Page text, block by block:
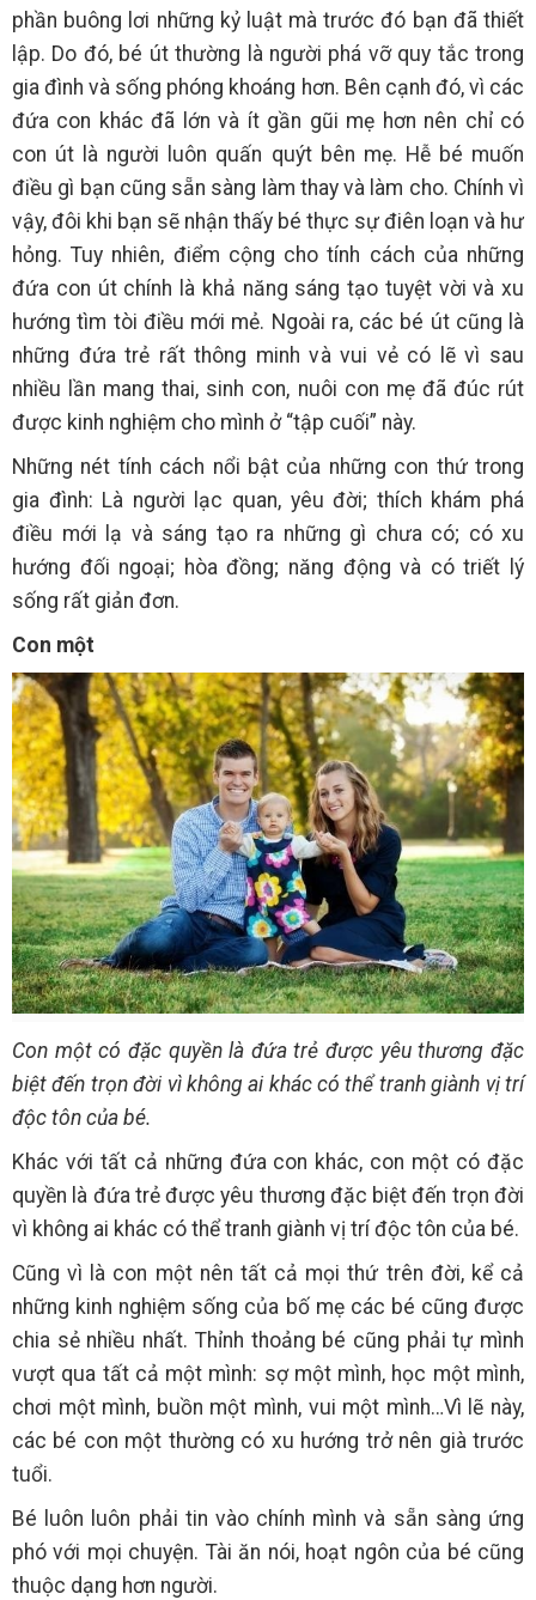
phần buông lơi những kỷ luật mà trước đó bạn đã thiết
lập. Do đó, bé út thường là người phá vỡ quy tắc trong
gia đình và sống phóng khoáng hơn. Bên cạnh đó, vì các
đứa con khác đã lớn và ít gần gũi mẹ hơn nên chỉ có
con út là người luôn quấn quýt bên mẹ. Hễ bé muốn
điều gì bạn cũng sẵn sàng làm thay và làm cho. Chính vì
vậy, đôi khi bạn sẽ nhận thấy bé thực sự điên loạn và hư
hỏng. Tuy nhiên, điểm cộng cho tính cách của những
đứa con út chính là khả năng sáng tạo tuyệt vời và xu
hướng tìm tòi điều mới mẻ. Ngoài ra, các bé út cũng là
những đứa trẻ rất thông minh và vui vẻ có lẽ vì sau
nhiều lần mang thai, sinh con, nuôi con mẹ đã đúc rút
được kinh nghiệm cho mình ở “tập cuối” này.
Những nét tính cách nổi bật của những con thứ trong
gia đình: Là người lạc quan, yêu đời; thích khám phá
điều mới lạ và sáng tạo ra những gì chưa có; có xu
hướng đối ngoại; hòa đồng; năng động và có triết lý
sống rất giản đơn.
Con một
Con một có đặc quyền là đứa trẻ được yêu thương đặc
biệt đến trọn đời vì không ai khác có thể tranh giành vị trí
độc tôn của bé.
Khác với tất cả những đứa con khác, con một có đặc
quyền là đứa trẻ được yêu thương đặc biệt đến trọn đời
vì không ai khác có thể tranh giành vị trí độc tôn của bé.
Cũng vì là con một nên tất cả mọi thứ trên đời, kể cả
những kinh nghiệm sống của bố mẹ các bé cũng được
chia sẻ nhiều nhất. Thỉnh thoảng bé cũng phải tự mình
vượt qua tất cả một mình: sợ một mình, học một mình,
chơi một mình, buồn một mình, vui một mình…Vì lẽ này,
các bé con một thường có xu hướng trở nên già trước
tuổi.
Bé luôn luôn phải tin vào chính mình và sẵn sàng ứng
phó với mọi chuyện. Tài ăn nói, hoạt ngôn của bé cũng
thuộc dạng hơn người.